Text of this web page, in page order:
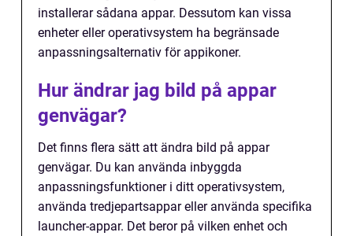
installerar sådana appar. Dessutom kan vissa
enheter eller operativsystem ha begränsade
anpassningsalternativ för appikoner.
Hur ändrar jag bild på appar
genvägar?
Det finns flera sätt att ändra bild på appar
genvägar. Du kan använda inbyggda
anpassningsfunktioner i ditt operativsystem,
använda tredjepartsappar eller använda specifika
launcher-appar. Det beror på vilken enhet och